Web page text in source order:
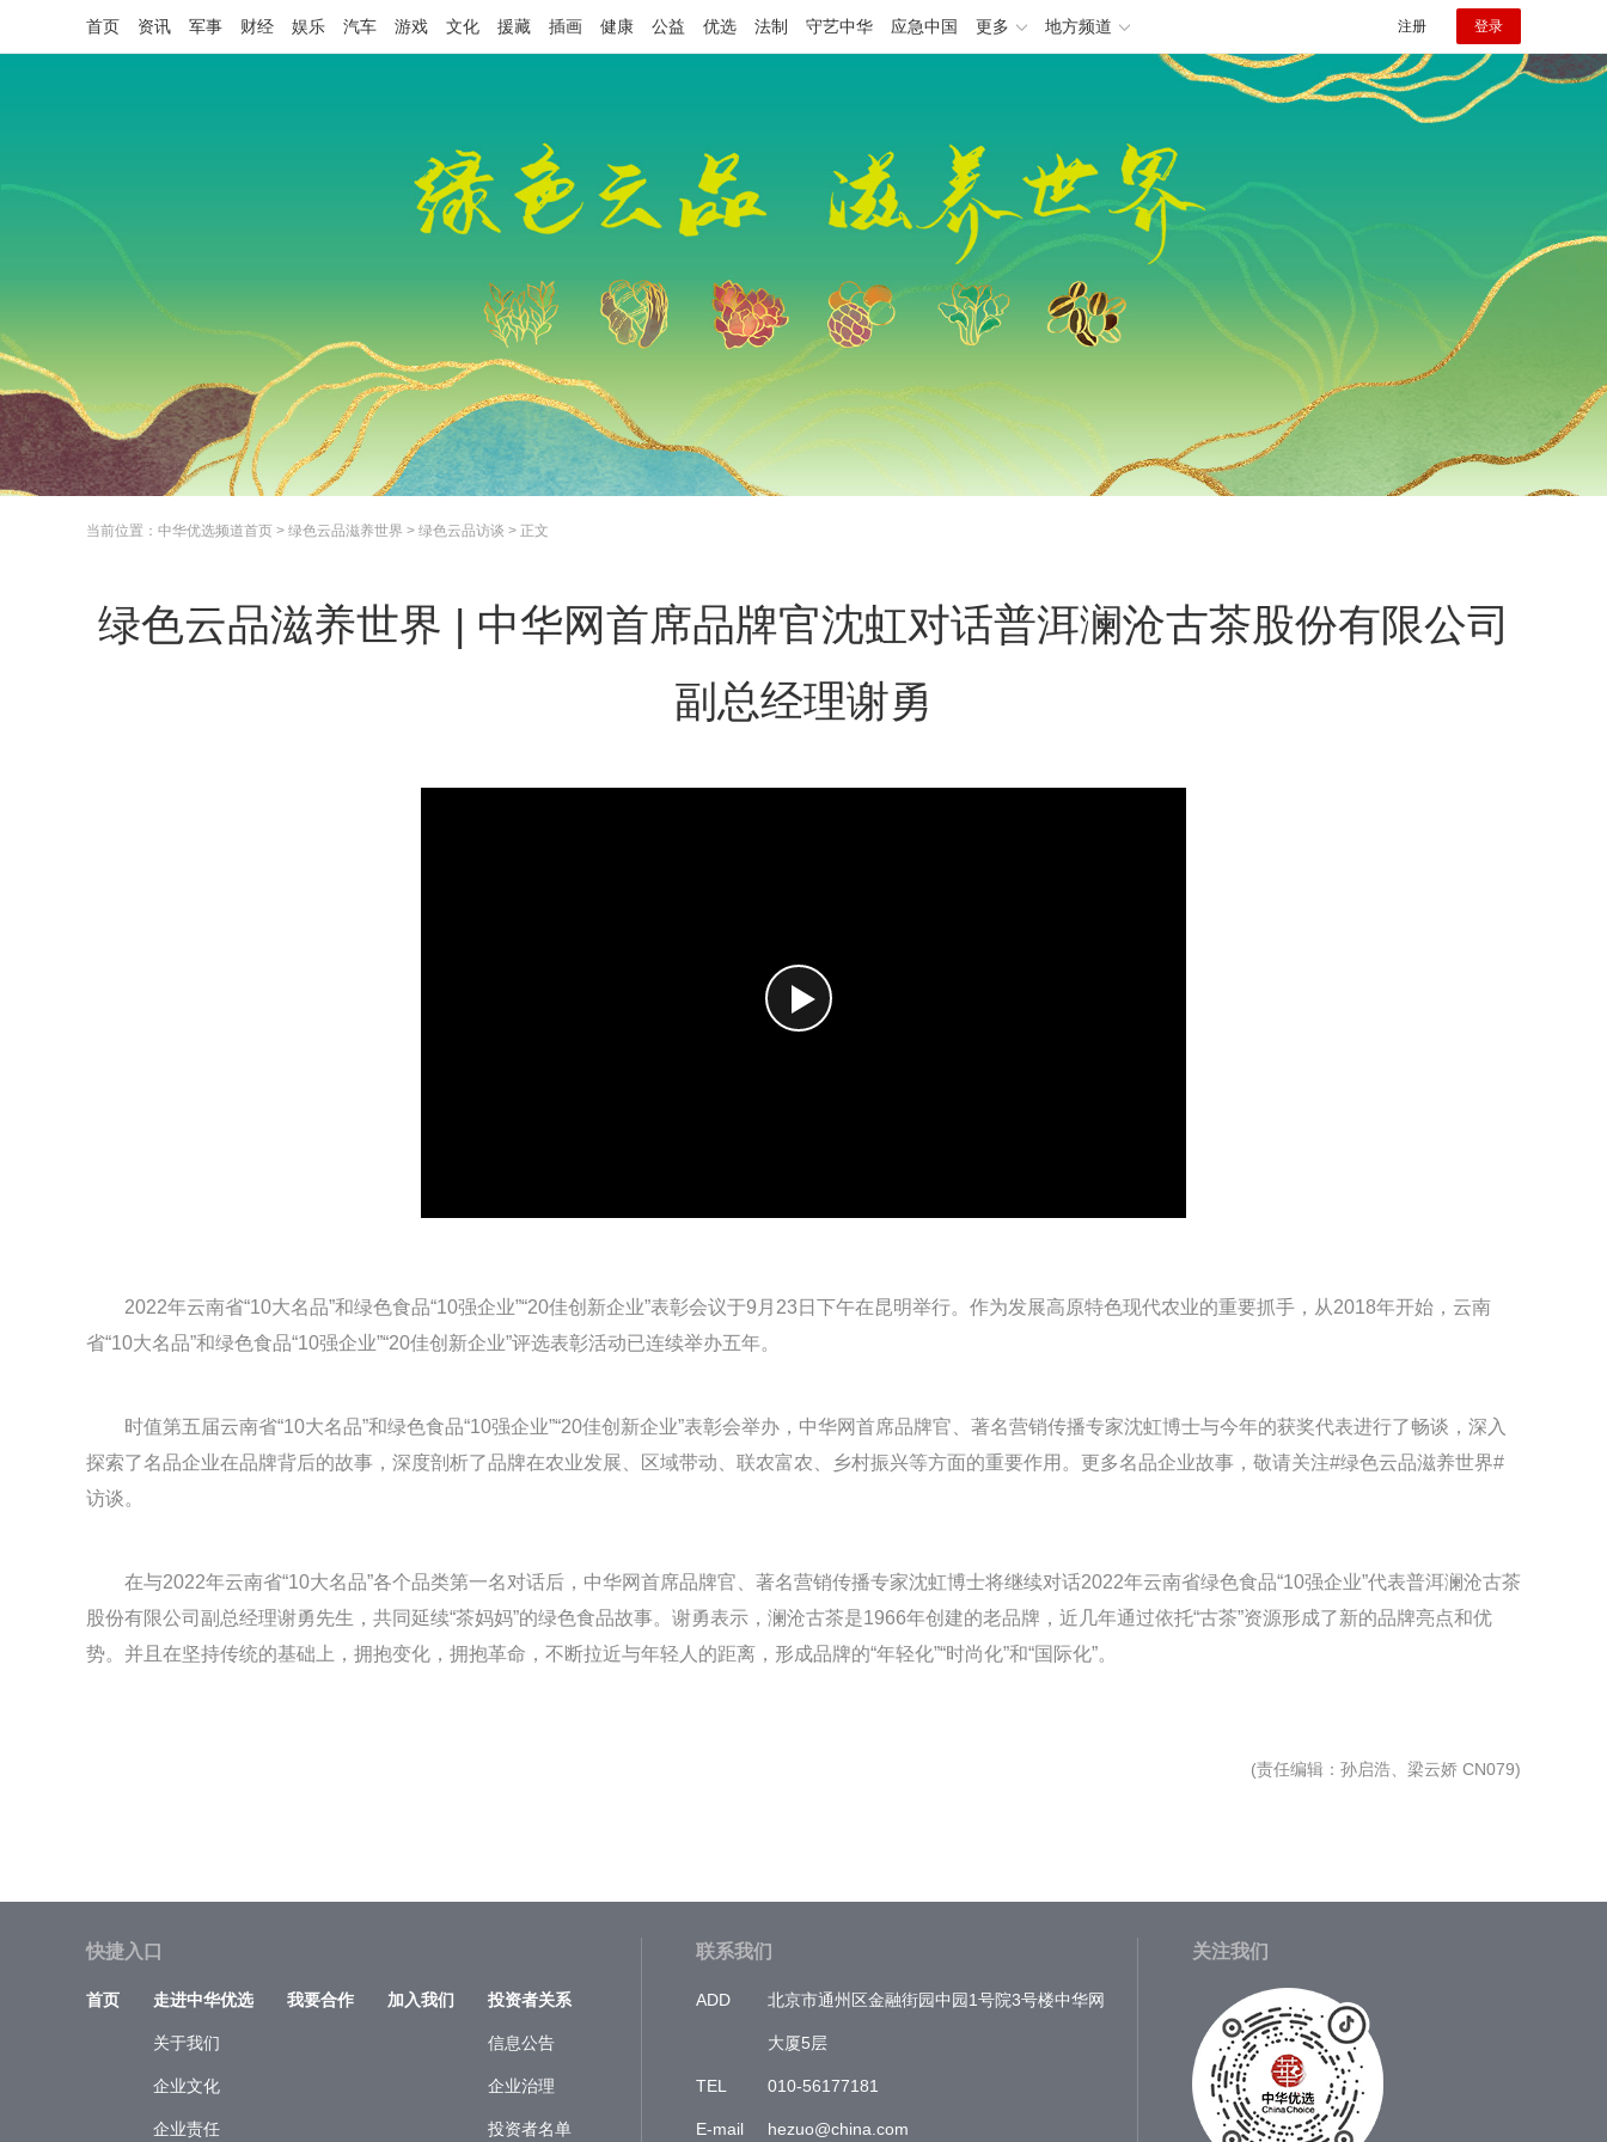
首页 资讯 军事 财经 娱乐 汽车 游戏 文化 援藏 插画 健康 公益 优选 法制 守艺中华 应急中国 更多 地方频道 注册 登录
当前位置： 中华优选频道首页 > 绿色云品滋养世界 > 绿色云品访谈 > 正文
绿色云品滋养世界 | 中华网首席品牌官沈虹对话普洱澜沧古茶股份有限公司
副总经理谢勇
2022年云南省“10大名品”和绿色食品“10强企业”“20佳创新企业”表彰会议于9月23日下午在昆明举行。作为发展高原特色现代农业的重要抓手，从2018年开始，云南
省“10大名品”和绿色食品“10强企业”“20佳创新企业”评选表彰活动已连续举办五年。
时值第五届云南省“10大名品”和绿色食品“10强企业”“20佳创新企业”表彰会举办，中华网首席品牌官、著名营销传播专家沈虹博士与今年的获奖代表进行了畅谈，深入
探索了名品企业在品牌背后的故事，深度剖析了品牌在农业发展、区域带动、联农富农、乡村振兴等方面的重要作用。更多名品企业故事，敬请关注#绿色云品滋养世界#
访谈。
在与2022年云南省“10大名品”各个品类第一名对话后，中华网首席品牌官、著名营销传播专家沈虹博士将继续对话2022年云南省绿色食品“10强企业”代表普洱澜沧古茶
股份有限公司副总经理谢勇先生，共同延续“茶妈妈”的绿色食品故事。谢勇表示，澜沧古茶是1966年创建的老品牌，近几年通过依托“古茶”资源形成了新的品牌亮点和优
势。并且在坚持传统的基础上，拥抱变化，拥抱革命，不断拉近与年轻人的距离，形成品牌的“年轻化”“时尚化”和“国际化”。
(责任编辑 ：孙启浩、梁云娇 CN079)
快捷入口
首页 走进中华优选
关于我们
企业文化
企业责任
我要合作 加入我们 投资者关系
信息公告
企业治理
投资者名单
联系我们
ADD 北京市通州区金融街园中园1号院3号楼中华网
大厦5层
TEL 010-56177181
E-mail hezuo@china.com
关注我们